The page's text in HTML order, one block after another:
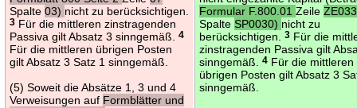
Spalte03) nicht zu berücksichtigen.
3 Für die mittleren zinstragenden
Passiva gilt Absatz 3 sinngemäß.4
Für die mittleren übrigen Posten
gilt Absatz 3 Satz 1 sinngemäß.
(5) Soweit die Absätze 1, 3 und 4
Verweisungen auf Formblätter und
Formular F.800.01Zeile
SpalteSP0030) nicht zu
berücksichtigen.3 Für die
zinstragenden Passiva gilt
sinngemäß.4 Für die mittleren
übrigen Posten gilt Absatz 3
sinngemäß.